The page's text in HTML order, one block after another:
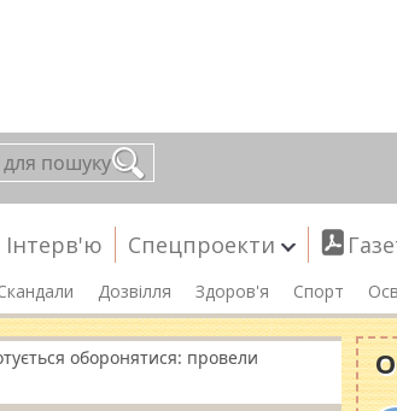
Інтерв'ю Спецпроекти
Дозвілля Здоров'я Спорт
оборонятися: провели